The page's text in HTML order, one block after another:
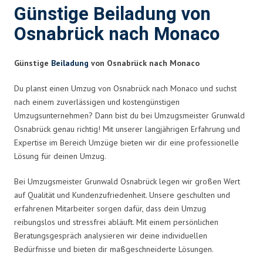
Günstige Beiladung von
Osnabrück nach Monaco
Günstige Beiladung von Osnabrück nach Monaco
Du planst einen Umzug von Osnabrück nach Monaco und suchst
nach einem zuverlässigen und kostengünstigen
Umzugsunternehmen? Dann bist du bei Umzugsmeister Grunwald
Osnabrück genau richtig! Mit unserer langjährigen Erfahrung und
Expertise im Bereich Umzüge bieten wir dir eine professionelle
Lösung für deinen Umzug.
Bei Umzugsmeister Grunwald Osnabrück legen wir großen Wert
auf Qualität und Kundenzufriedenheit. Unsere geschulten und
erfahrenen Mitarbeiter sorgen dafür, dass dein Umzug
reibungslos und stressfrei abläuft. Mit einem persönlichen
Beratungsgespräch analysieren wir deine individuellen
Bedürfnisse und bieten dir maßgeschneiderte Lösungen.